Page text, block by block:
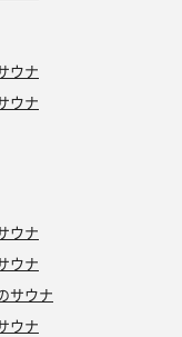
ウナ
ウナ
ウナ
ウナ
サウナ
ウナ